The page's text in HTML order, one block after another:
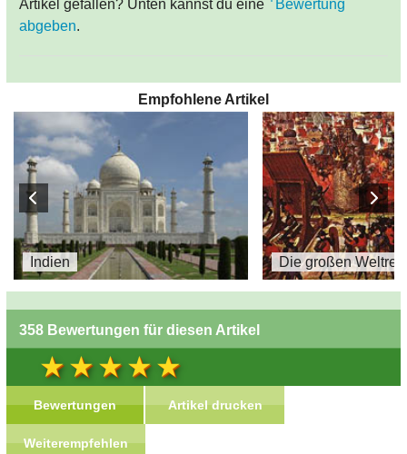
Artikel gefallen? Unten kannst du eine
Bewertung
abgeben.
Empfohlene Artikel
Indien Die großen
358 Bewertungen für diesen Artikel
Bewertungen Artikel drucken
Weiterempfehlen